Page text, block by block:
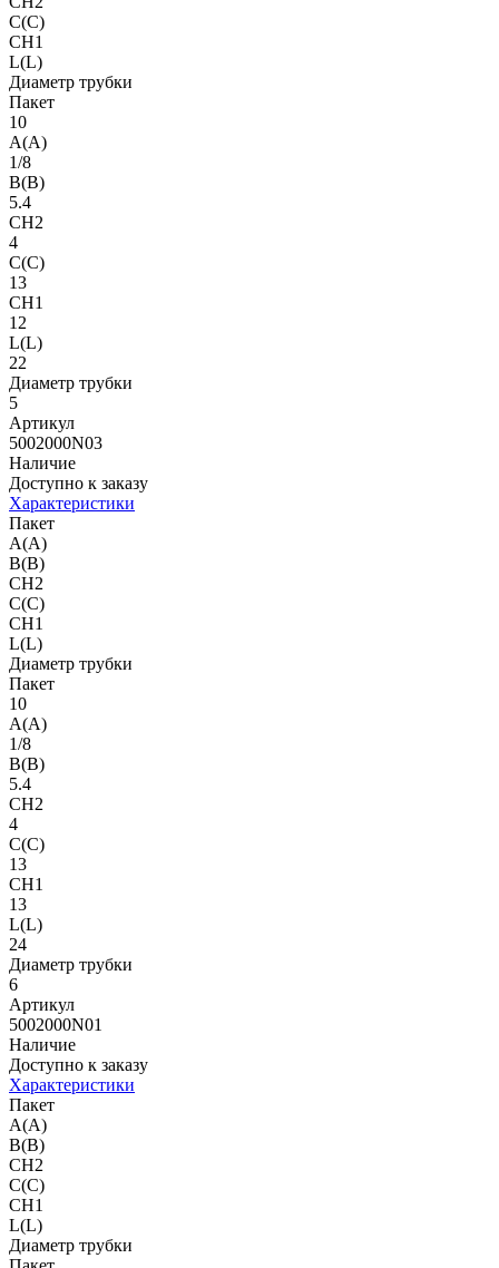
C(C)
CH1
L(L)
Диаметр трубки
Пакет
10
A(A)
1/8
B(B)
5.4
CH2
4
C(C)
13
CH1
12
L(L)
22
Диаметр трубки
5
Артикул
5002000N03
Наличие
Доступно к заказу
Характеристики
Пакет
A(A)
B(B)
CH2
C(C)
CH1
L(L)
Диаметр трубки
Пакет
10
A(A)
1/8
B(B)
5.4
CH2
4
C(C)
13
CH1
13
L(L)
24
Диаметр трубки
6
Артикул
5002000N01
Наличие
Доступно к заказу
Характеристики
Пакет
A(A)
B(B)
CH2
C(C)
CH1
L(L)
Диаметр трубки